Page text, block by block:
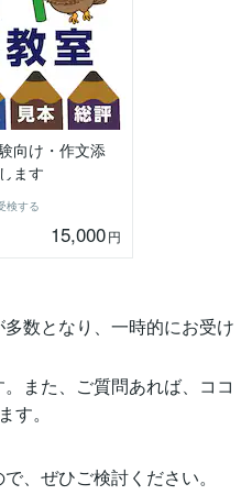
向け・作文添
ます
検する
15,000円
数となり、一時的にお受け
また、ご質問あれば、ココ
す。
、ぜひご検討ください。